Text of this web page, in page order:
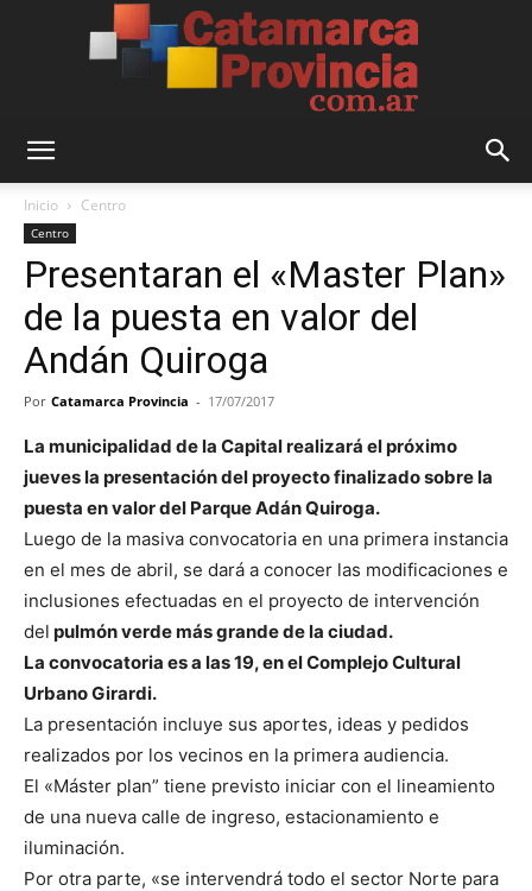
Provincia
Inicio Centro
Centro
Presentaran el «Master Plan»
de la puesta en valor del
Andán Quiroga
Por Catamarca Provincia - 17/07/2017
La municipalidad de la Capital realizará el próximo
jueves la presentación del proyecto finalizado sobre la
puesta en valor del Parque Adán Quiroga.
Luego de la masiva convocatoria en una primera instancia
en el mes de abril, se dará a conocer las modificaciones e
inclusiones efectuadas en el proyecto de intervención
del pulmón verde más grande de la ciudad.
La convocatoria es a las 19, en el Complejo Cultural
Urbano Girardi.
La presentación incluye sus aportes, ideas y pedidos
realizados por los vecinos en la primera audiencia.
El «Máster plan” tiene previsto iniciar con el lineamiento
de una nueva calle de ingreso, estacionamiento e
iluminación.
Por otra parte, «se intervendrá todo el sector Norte para